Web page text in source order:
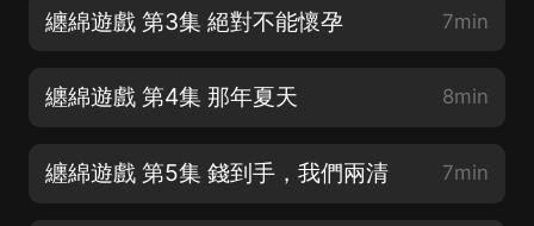
纏綿遊戲 第3集 絕對不能懷孕 7min
纏綿遊戲 第4集 那年夏天 8min
纏綿遊戲 第5集 錢到手，我們兩清 7min